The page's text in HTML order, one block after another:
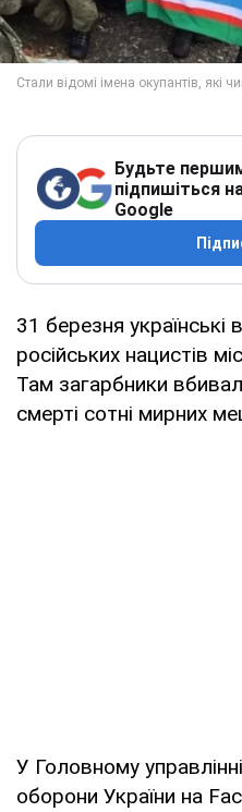
Будьте
підпишіться
Google
31 березня українські
російських нацистів
Там загарбники
смерті сотні мирних
У Головному
оборони України на